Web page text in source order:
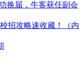
换届，牛客获任副会
招攻略速收藏！（内